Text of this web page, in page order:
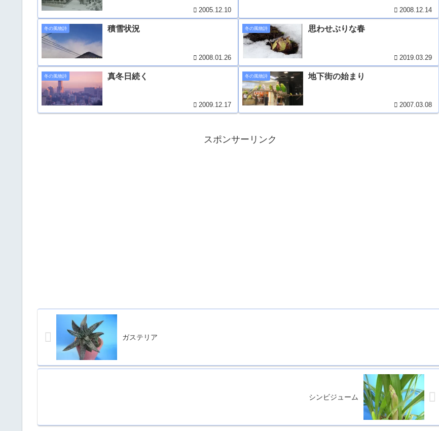
2005.12.10 2008.12.14
冬の風物詩 積雪状況
2008.01.26
冬の風物詩 思わせぶりな春
2019.03.29
冬の風物詩 真冬日続く
2009.12.17
冬の風物詩 地下街の始まり
2007.03.08
スポンサーリンク
ガステリア
シンビジューム